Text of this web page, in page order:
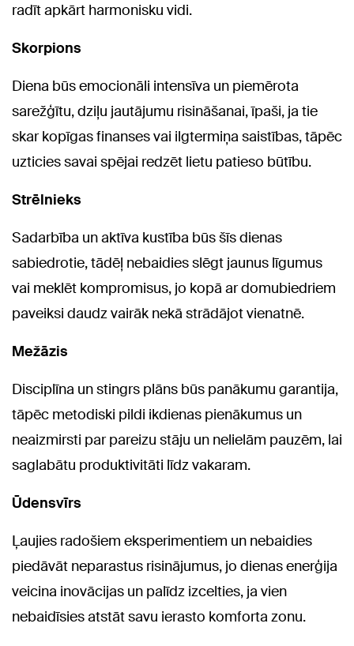
radīt apkārt harmonisku vidi.
Skorpions
Diena būs emocionāli intensīva un piemērota
sarežģītu, dziļu jautājumu risināšanai, īpaši, ja tie
skar kopīgas finanses vai ilgtermiņa saistības, tāpēc
uzticies savai spējai redzēt lietu patieso būtību.
Strēlnieks
Sadarbība un aktīva kustība būs šīs dienas
sabiedrotie, tādēļ nebaidies slēgt jaunus līgumus
vai meklēt kompromisus, jo kopā ar domubiedriem
paveiksi daudz vairāk nekā strādājot vienatnē.
Mežāzis
Disciplīna un stingrs plāns būs panākumu garantija,
tāpēc metodiski pildi ikdienas pienākumus un
neaizmirsti par pareizu stāju un nelielām pauzēm, lai
saglabātu produktivitāti līdz vakaram.
Ūdensvīrs
Ļaujies radošiem eksperimentiem un nebaidies
piedāvāt neparastus risinājumus, jo dienas enerģija
veicina inovācijas un palīdz izcelties, ja vien
nebaidīsies atstāt savu ierasto komforta zonu.